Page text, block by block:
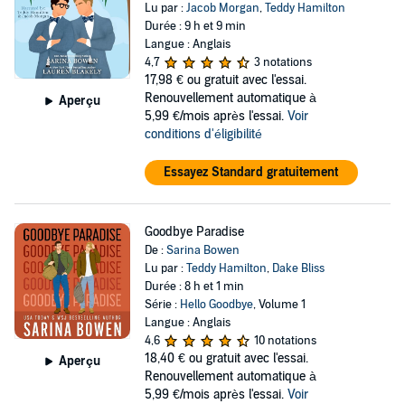
Aperçu
Lu par :Jacob Morgan,Teddy Hamilton
Durée : 9 h et 9 min
Langue : Anglais
4,7
3 notations
17,98 € ou gratuit avec l'essai.
Renouvellement automatique à
5,99 €/mois après l'essai. Voir
conditions d'éligibilité
Essayez Standard gratuitement
Aperçu
Goodbye Paradise
De :Sarina Bowen
Lu par :Teddy Hamilton, Dake Bliss
Durée : 8 h et 1 min
Série : Hello Goodbye, Volume 1
Langue : Anglais
4,6
10 notations
18,40 € ou gratuit avec l'essai.
Renouvellement automatique à
5,99 €/mois après l'essai. Voir